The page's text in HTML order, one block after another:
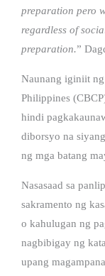
preparation pero
regardless of
preparation.”
Naunang iginiit
Philippines
hindi
diborsyo na
ng mga batang
Nasasaad sa
sakramento ng
o kahulugan ng
nagbibigay ng
upang